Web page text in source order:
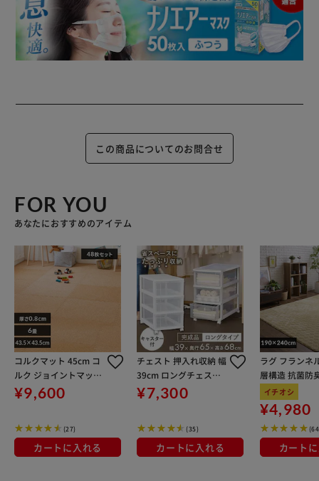
この商品についてのお問合せ
FOR YOU
あなたにおすすめのアイテム
コルクマット 45cm コ
ルク ジョイントマット
(45×45×0.8) 48枚セ
ット ナチュラル COJT
¥9,600
(27)
カートに入れる
チェスト 押入れ収納 幅
39cm ロングチェスト
キャスター付き LC-65
3 ホワイト/クリア
¥7,300
(35)
カートに入れる
ラグ フランネ
層構造 抗菌防
加工
層構造 スモー
ロー
イチオシ
¥4,980
カート